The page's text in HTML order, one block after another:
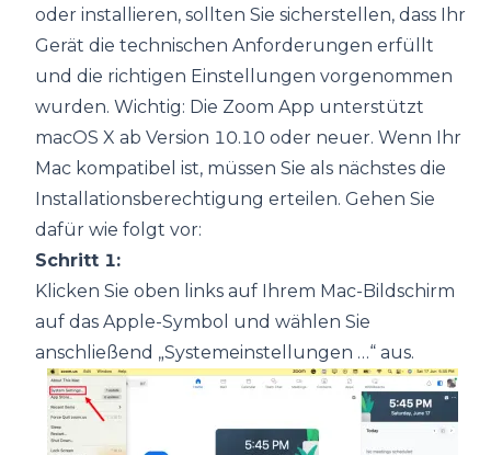
oder installieren, sollten Sie sicherstellen, dass Ihr
Gerät die technischen Anforderungen erfüllt
und die richtigen Einstellungen vorgenommen
wurden. Wichtig: Die Zoom App unterstützt
macOS X ab Version 10.10 oder neuer. Wenn Ihr
Mac kompatibel ist, müssen Sie als nächstes die
Installationsberechtigung erteilen. Gehen Sie
dafür wie folgt vor:
Schritt 1:
Klicken Sie oben links auf Ihrem Mac-Bildschirm
auf das Apple-Symbol und wählen Sie
anschließend „Systemeinstellungen …“ aus.